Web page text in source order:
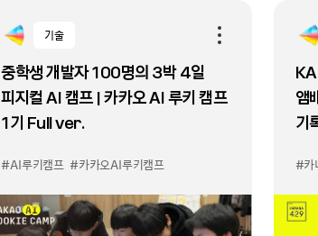
기술
중학생 개발자 100명의 3박 4일
피지컬 AI 캠프 | 카카오 AI 루키 캠프
1기 Full ver.
#AI루키캠프 #카카오AI루키캠프
앰
기
#카